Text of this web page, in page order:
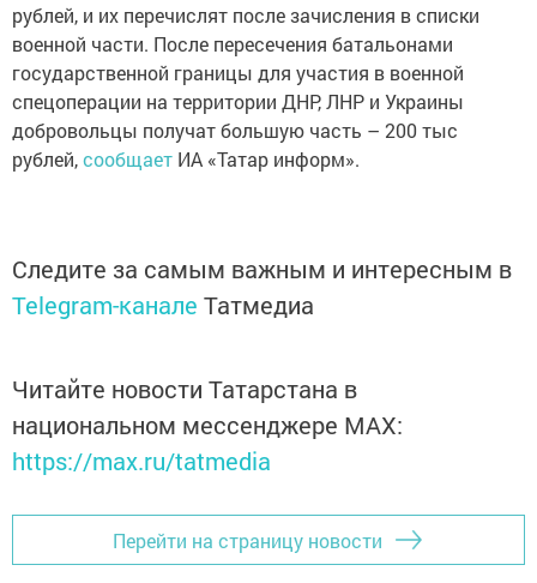
рублей, и их перечислят после зачисления в списки
военной части. После пересечения батальонами
государственной границы для участия в военной
спецоперации на территории ДНР, ЛНР и Украины
добровольцы получат большую часть – 200 тыс
рублей,сообщает ИА «Татар информ».
Следите за самым важным и интересным в
Telegram-канале Татмедиа
Читайте новости Татарстана в
национальном мессенджере MАХ:
https://max.ru/tatmedia
Перейти на страницу новости